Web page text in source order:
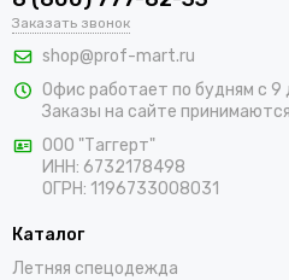
составит труда подобрать
которых адаптеры для
держатели для предфильтров,
изолирующие полумаски,
России в самые короткие сроки.
Заказать звонок
shop@prof-mart.ru
Офис работает по будням с 9
Заказы на сайте
ООО "Таггерт"
ИНН: 6732178498
ОГРН: 1196733008031
Каталог
Летняя спецодежда